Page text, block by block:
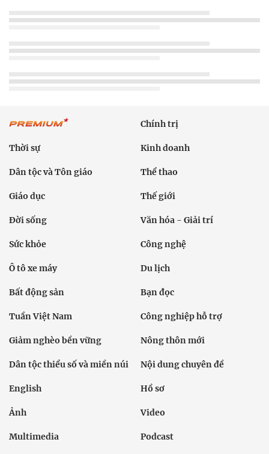
Chính trị
Thời sự Kinh doanh
Dân tộc và Tôn giáo Thể thao
Giáo dục Thế giới
Đời sống Văn hóa - Giải trí
Sức khỏe Công nghệ
Ô tô xe máy Du lịch
Bất động sản Bạn đọc
Tuần Việt Nam Công nghiệp hỗ trợ
Giảm nghèo bền vững Nông thôn mới
Dân tộc thiểu số và miền núi Nội dung chuyên đề
English Hồ sơ
Ảnh Video
Multimedia Podcast